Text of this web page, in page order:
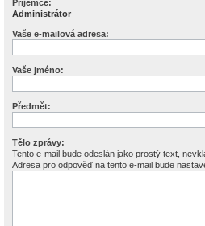
Příjemce:
Administrátor
Vaše e-mailová adresa:
Vaše jméno:
Předmět:
Tělo zprávy:
Tento e-mail bude odeslán jako prostý text,
Adresa pro odpověď na tento e-mail bude